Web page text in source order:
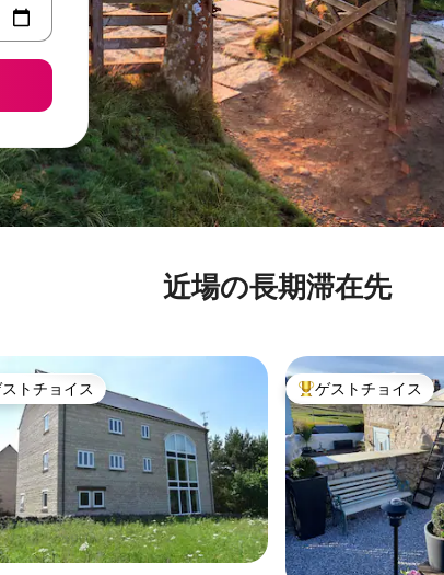
近場の長期滞在先
のゲストチョイスです。
トチョイス 大好評のゲストチョ
ゲストチョイス